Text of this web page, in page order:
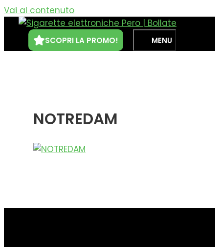
Vai al contenuto
SCOPRI LA PROMO! MENU
NOTREDAM